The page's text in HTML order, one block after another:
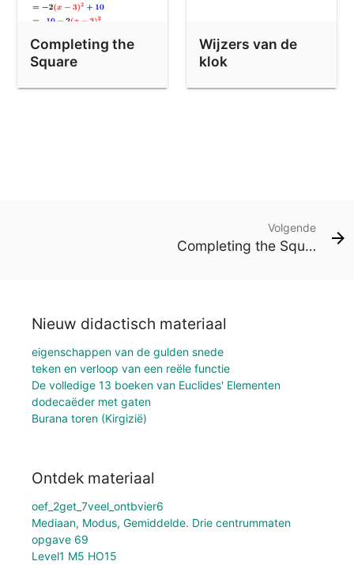
Completing the
Square
Wijzers van de
klok
Volgende
Completing the Square
Nieuw didactisch materiaal
eigenschappen van de gulden snede
teken en verloop van een reële functie
De volledige 13 boeken van Euclides' Elementen
dodecaëder met gaten
Burana toren (Kirgizië)
Ontdek materiaal
oef_2get_7veel_ontbvier6
Mediaan, Modus, Gemiddelde. Drie centrummaten
opgave 69
Level1 M5 HO15